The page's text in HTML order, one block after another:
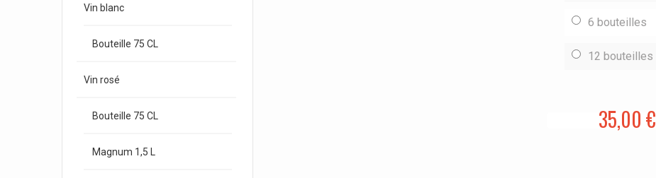
Vin blanc
Bouteille 75 CL
Vin rosé
Bouteille 75 CL
Magnum 1,5 L
6 bouteilles
12 bouteilles
35,00 €